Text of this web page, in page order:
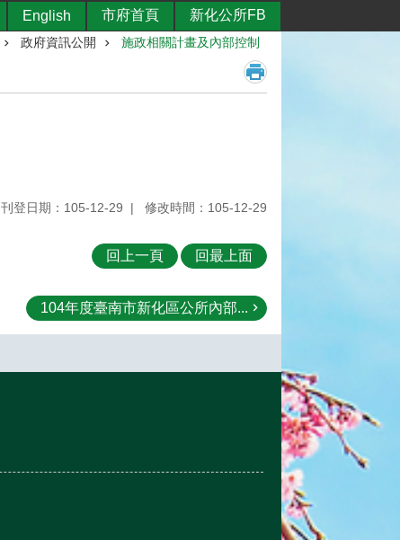
English 市府首頁 新化公所FB
政府資訊公開 施政相關計畫及內部控制
刊登日期：105-12-29 修改時間：105-12-29
回上一頁 回最上面
104年度臺南市新化區公所內部...